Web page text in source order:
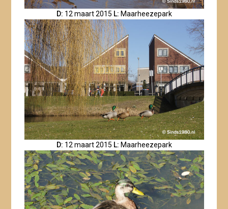
D: 12 maart 2015 L: Maarheezepark
D: 12 maart 2015 L: Maarheezepark